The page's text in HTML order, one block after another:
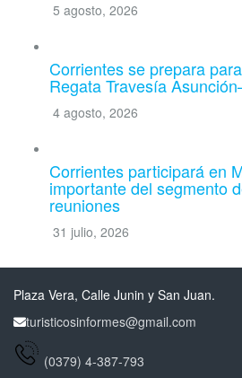
5 agosto, 2026
Corrientes se prepara
Regata Travesía
4 agosto, 2026
Corrientes participará en
importante del segmento
reuniones
31 julio, 2026
Plaza Vera, Calle Junin y San Juan.
turisticosinformes@gmail.com
(0379) 4-387-793